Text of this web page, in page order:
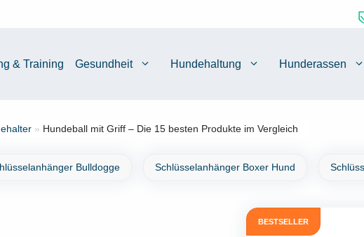
& Training Gesundheit Hundehaltung Hunderassen
» Hundeball mit Griff – Die 15 besten Produkte im Vergleich
Bulldogge Schlüsselanhänger Boxer Hund
BESTSELLER